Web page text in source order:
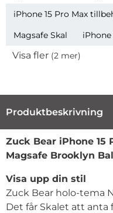
iPhone 15 Pro Max
Magsafe Skal
Visa fler (2 mer)
Produktbeskrivning
Zuck Bear iPhone 15
Magsafe Brooklyn
Visa upp din stil
Zuck Bear holo-tema
Det får Skalet att anta